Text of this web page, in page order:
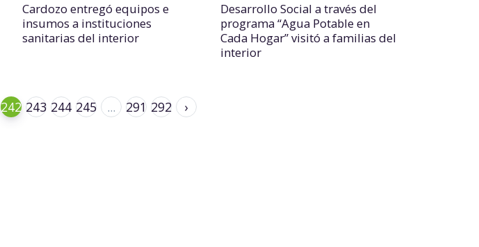
Cardozo entregó equipos e
insumos a instituciones
sanitarias del interior
Desarrollo Social a través del
programa “Agua Potable en
Cada Hogar” visitó a familias del
interior
242 243 244 245 ... 291 292 ›